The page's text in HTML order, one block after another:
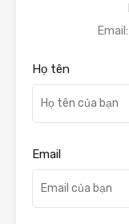
Email:
Họ tên
Email